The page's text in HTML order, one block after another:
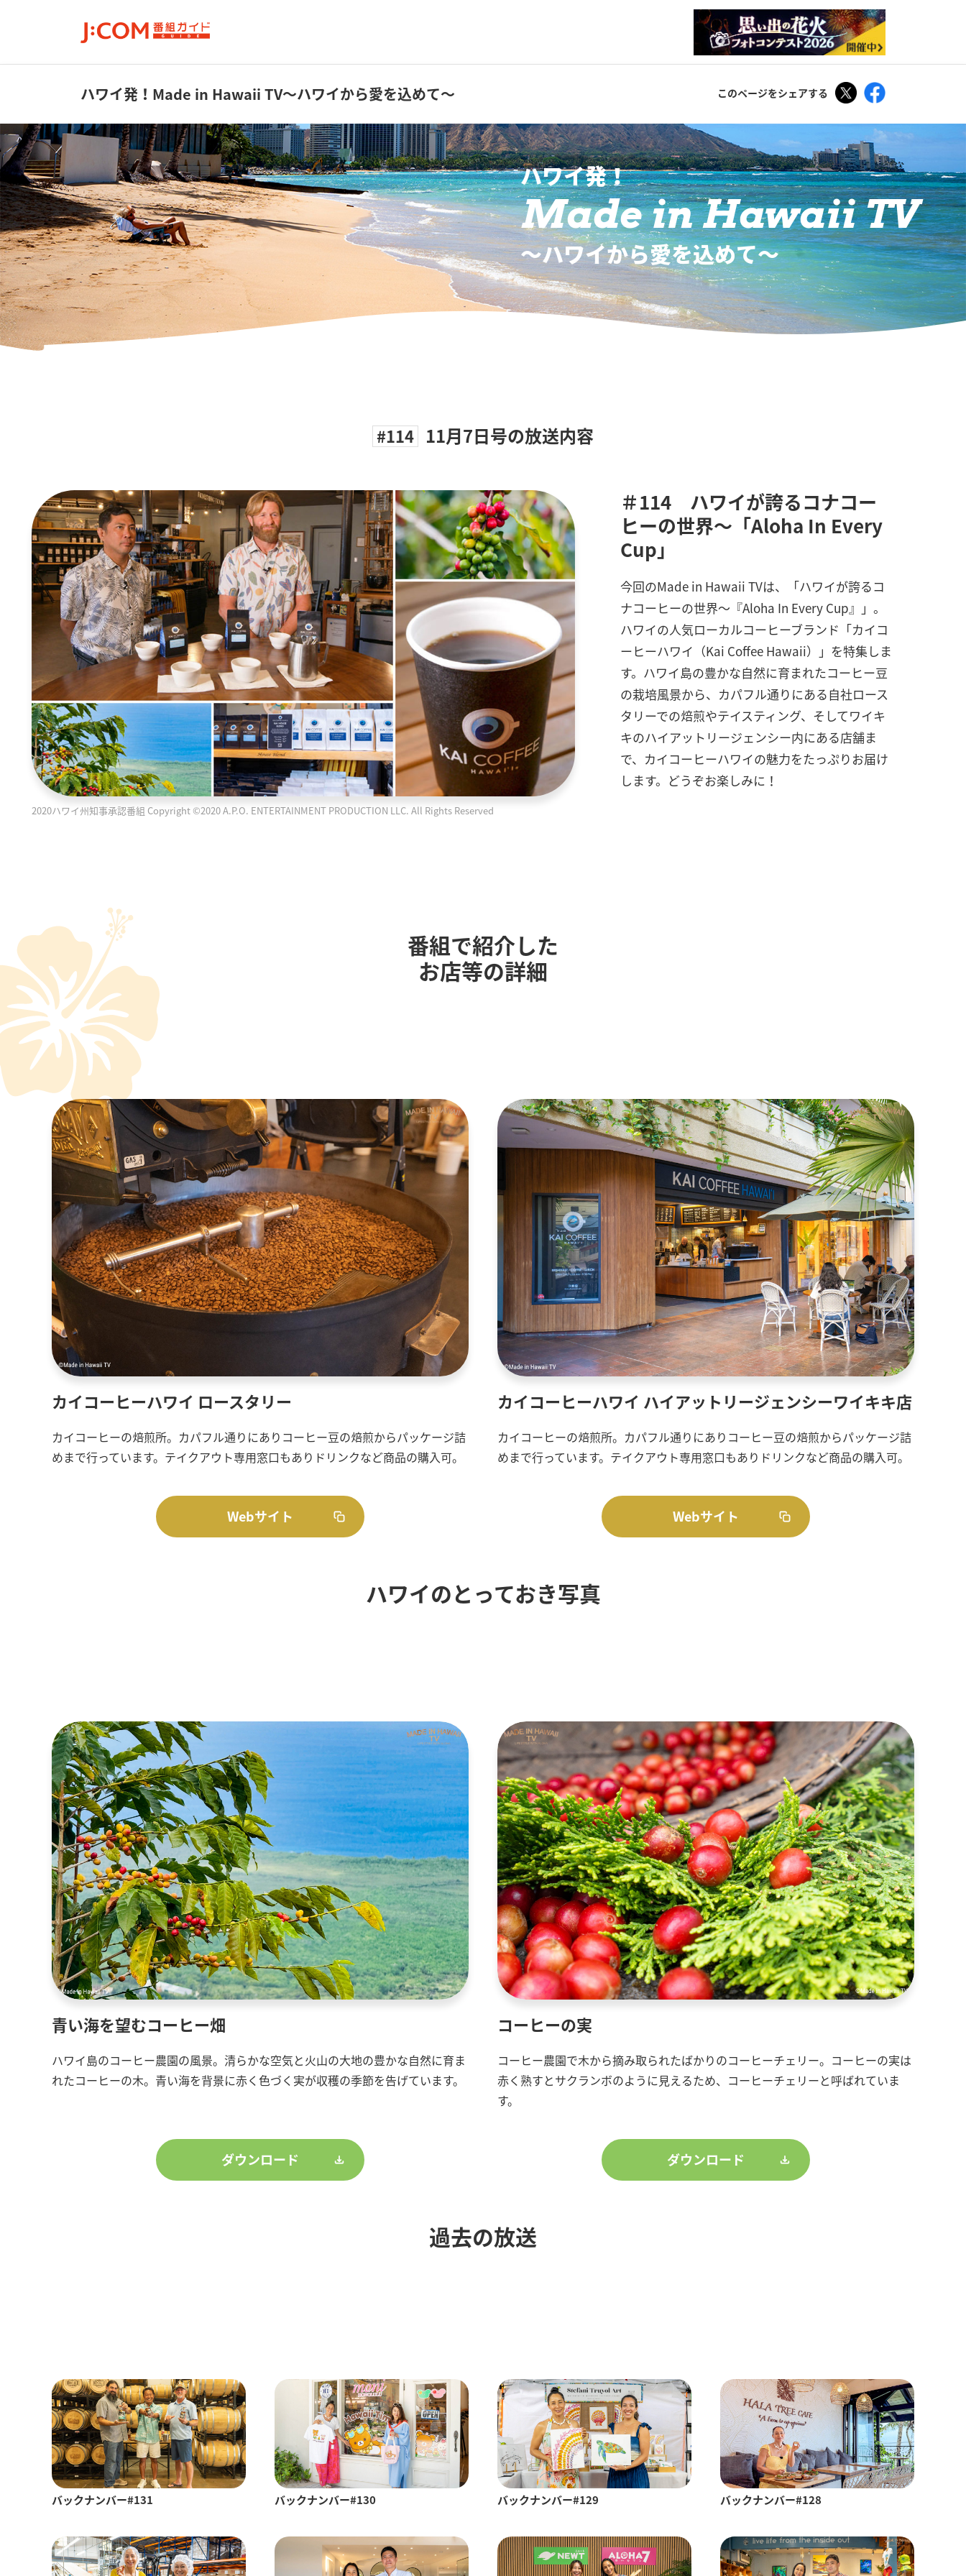
ハワイ発！Made in Hawaii TV～ハワイから愛を込めて～ このページをシェアする Tweet
ハワイ発！
Made in Hawaii TV
〜ハワイから愛を込めて〜
#114 11月7日号の放送内容
2020ハワイ州知事承認番組 Copyright ©2020 A.P.O. ENTERTAINMENT PRODUCTION LLC. All Rights Reserved
＃114 ハワイが誇るコナコー
ヒーの世界〜「Aloha In Every
Cup」
今回のMade in Hawaii TVは、「ハワイが誇るコ
ナコーヒーの世界〜『Aloha In Every Cup』」。
ハワイの人気ローカルコーヒーブランド「カイコ
ーヒーハワイ（Kai Coffee Hawaii）」を特集しま
す。ハワイ島の豊かな自然に育まれたコーヒー豆
の栽培風景から、カパフル通りにある自社ロース
タリーでの焙煎やテイスティング、そしてワイキ
キのハイアットリージェンシー内にある店舗ま
で、カイコーヒーハワイの魅力をたっぷりお届け
します。どうぞお楽しみに！
番組で紹介した
お店等の詳細
カイコーヒーハワイ ロースタリー
カイコーヒーの焙煎所。カパフル通りにありコーヒー豆の焙煎からパッケージ詰
めまで行っています。テイクアウト専用窓口もありドリンクなど商品の購入可。
Webサイト
カイコーヒーハワイ ハイアットリージェンシーワイキキ店
カイコーヒーの焙煎所。カパフル通りにありコーヒー豆の焙煎からパッケージ詰
めまで行っています。テイクアウト専用窓口もありドリンクなど商品の購入可。
Webサイト
ハワイのとっておき写真
青い海を望むコーヒー畑
ハワイ島のコーヒー農園の風景。清らかな空気と火山の大地の豊かな自然に育ま
れたコーヒーの木。青い海を背景に赤く色づく実が収穫の季節を告げています。
ダウンロード
コーヒーの実
コーヒー農園で木から摘み取られたばかりのコーヒーチェリー。コーヒーの実は
赤く熟すとサクランボのように見えるため、コーヒーチェリーと呼ばれていま
す。
ダウンロード
過去の放送
バックナンバー#131 バックナンバー#130 バックナンバー#129 バックナンバー#128